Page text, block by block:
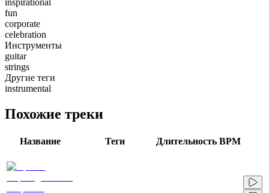
fun
corporate
celebration
Инструменты
guitar
strings
Другие теги
instrumental
Похожие треки
Название Теги Длительность BPM